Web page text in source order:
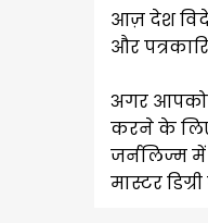
आज़ देश
और
अगर आपको
करने के
जर्नलिज्म
मास्टर